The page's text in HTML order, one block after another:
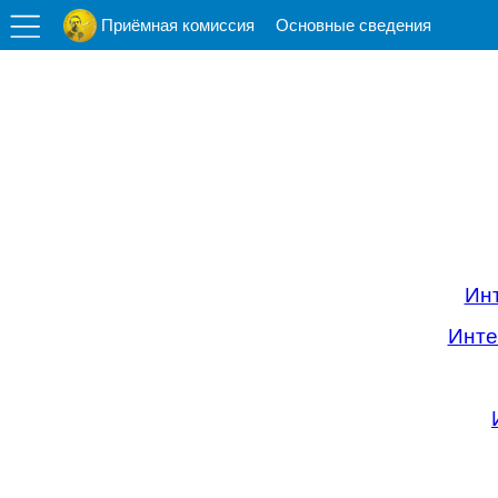
Приёмная комиссия Основные сведения